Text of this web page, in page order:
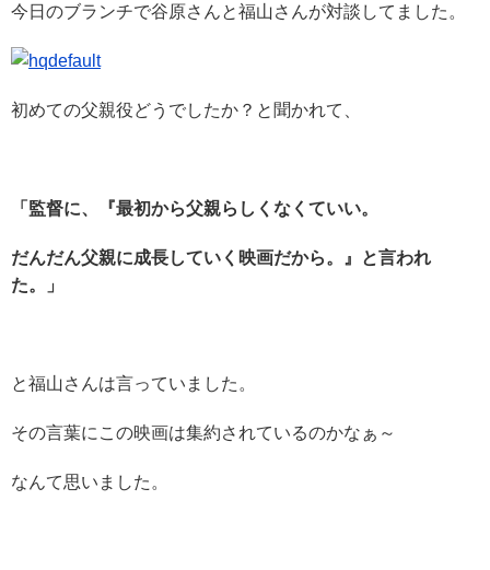
今日のブランチで谷原さんと福山さんが対談してました。
初めての父親役どうでしたか？と聞かれて、
「監督に、『最初から父親らしくなくていい。
だんだん父親に成長していく映画だから。』と言われ
た。」
と福山さんは言っていました。
その言葉にこの映画は集約されているのかなぁ～
なんて思いました。